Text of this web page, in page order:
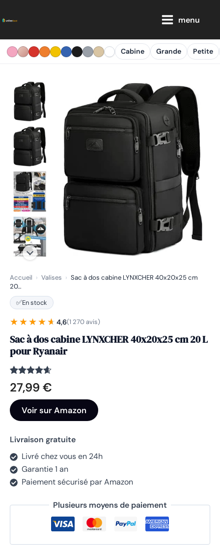
au
menu
Cabine Grande Petite
Accueil › Valises › Sac à dos cabine LYNXCHER 40x20x25 cm
20…
✅En stock
★★★★★
★★★★★ 4,6(1 270 avis)
Sac à dos cabine LYNXCHER 40x20x25 cm 20 L
pour Ryanair
Noté 4.6
sur 5
1270
notations
client
27,99 €
Voir sur Amazon
Livraison gratuite
Livré chez vous en 24h
Garantie 1 an
Paiement sécurisé par Amazon
Plusieurs moyens de paiement